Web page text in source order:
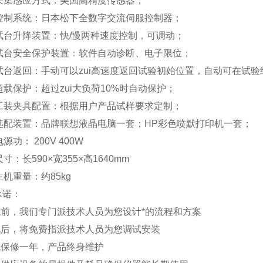
制系统：日本松下全数字交流伺服控制器；
台升降装置：快/慢两种速度控制，可调动；
台安全保护装置：软件自动诊断、电子限位；
台返回：手动可以zui高速度返回试验初始位置，自动可在试
载保护：超过zui大负荷10%时自动保护；
装夹具配置：根据用户产品试样要求定制；
配装置：品牌联想液晶电脑一套；HP彩色喷默打印机一套；
源功： 200V 400W
寸：长590×宽355×高1640mm
机重量：约85kg
：
，我们专门派技术人员为您设计*的流程和方案
，将免费指派技术人员为您调试安装
修一年，产品终身维护